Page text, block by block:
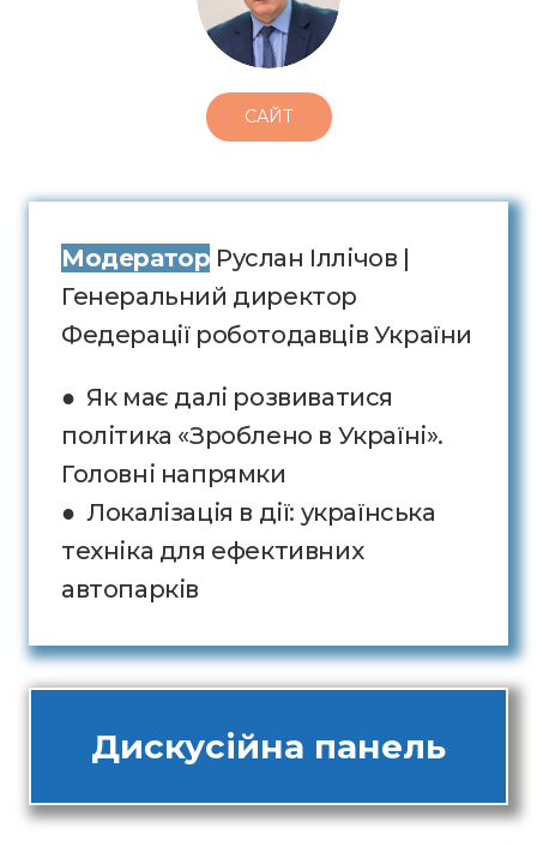
САЙТ
Модератор Руслан Іллічов |
Генеральний директор
Федерації роботодавців України
● Як має далі розвиватися
політика «Зроблено в Україні».
Головні напрямки
● Локалізація в дії: українська
техніка для ефективних
автопарків
Дискусійна панель